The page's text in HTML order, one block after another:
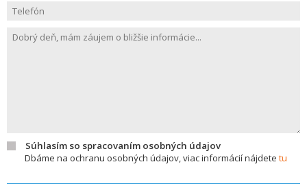
Súhlasím so spracovaním osobných údajov
Dbáme na ochranu osobných údajov, viac informácií nájdete tu